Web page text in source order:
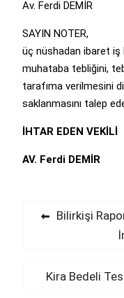
Av. Ferdi DEMİR
SAYIN NOTER,
üç nüshadan ibaret iş
muhataba tebliğini,
tarafıma verilmesini
saklanmasını talep
İHTAR EDEN VEKİLİ
AV. Ferdi DEMİR
Yazı
Previous
Bilirkişi
Next
Kira Bedeli